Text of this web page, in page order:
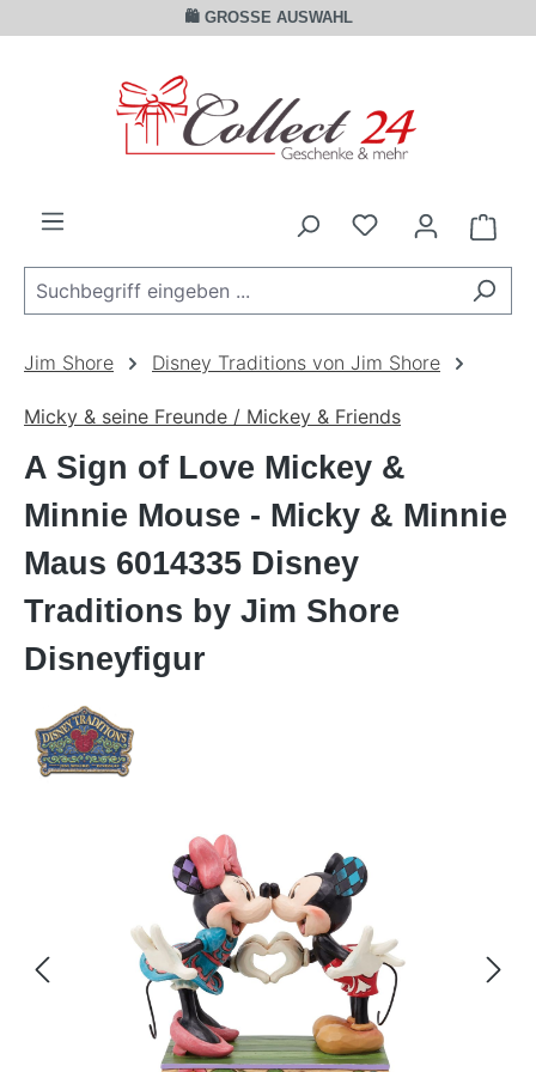
Zum Hauptinhalt springen🛍️ GROSSE AUSWAHL
Jim Shore Disney Traditions von Jim Shore
Micky & seine Freunde / Mickey & Friends
A Sign of Love Mickey &
Minnie Mouse - Micky & Minnie
Maus 6014335 Disney
Traditions by Jim Shore
Disneyfigur
Bildergalerie überspringen